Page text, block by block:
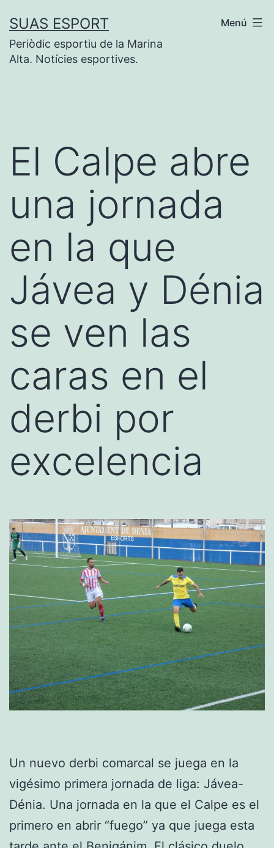
contenido
SUAS ESPORT
Periòdic esportiu de la Marina
Alta. Notícies esportives.
Menú
El Calpe abre
una jornada
en la que
Jávea y Dénia
se ven las
caras en el
derbi por
excelencia
Un nuevo derbi comarcal se juega en la
vigésimo primera jornada de liga: Jávea-
Dénia. Una jornada en la que el Calpe es el
primero en abrir “fuego” ya que juega esta